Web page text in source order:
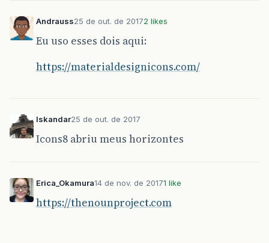
Andrauss25 de out. de 20172 likes
Eu uso esses dois aqui:
https://materialdesignicons.com/
Iskandar25 de out. de 2017
Icons8 abriu meus horizontes
Erica_Okamura14 de nov. de 20171 like
https://thenounproject.com